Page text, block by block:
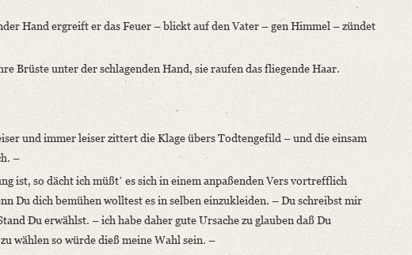
Hand ergreift er das Feuer – blickt auf den Vater – gen Himmel – zündet
Brüste unter der schlagenden Hand, sie raufen das fliegende Haar.
und immer leiser zittert die Klage übers Todtengefild – und die einsam
–
ist, so dächt ich müßtʼ es sich in einem anpaßenden Vers vortrefflich
Du dich bemühen wolltest es in selben einzukleiden. – Du schreibst mir
Du erwählst. – ich habe daher gute Ursache zu glauben daß Du
wählen so würde dieß meine Wahl sein. –